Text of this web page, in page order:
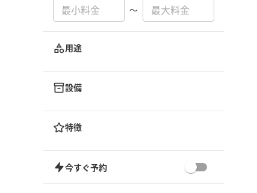
〜
用途
設備
特徴
今すぐ予約